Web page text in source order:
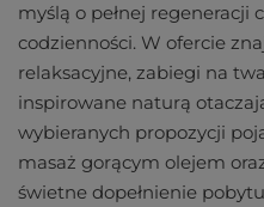
myślą o pełnej regeneracji
codzienności. W ofercie
relaksacyjne, zabiegi na
inspirowane naturą
wybieranych propozycji
masaż gorącym olejem
świetne dopełnienie